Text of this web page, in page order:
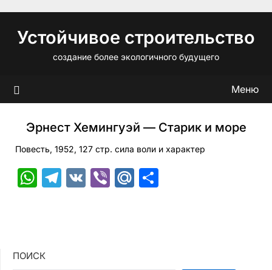
содержимому
Устойчивое строительство
создание более экологичного будущего
Меню
Эрнест Хемингуэй — Старик и море
Повесть, 1952, 127 стр. сила воли и характер
WhatsApp
Telegram
VK ViberMail.Ru
ПОИСК